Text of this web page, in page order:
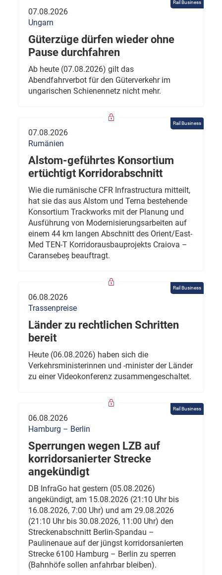
Rail Business
07.08.2026
Ungarn
Güterzüge dürfen wieder ohne
Pause durchfahren
Ab heute (07.08.2026) gilt das
Abendfahrverbot für den Güterverkehr im
ungarischen Schienennetz nicht mehr.
Rail Business
07.08.2026
Rumänien
Alstom-geführtes Konsortium
ertüchtigt Korridorabschnitt
Wie die rumänische CFR Infrastructura mitteilt,
hat sie das aus Alstom und Terna bestehende
Konsortium Trackworks mit der Planung und
Ausführung von Modernisierungsarbeiten auf
einem 44 km langen Abschnitt des Orient/East-
Med TEN-T Korridorausbauprojekts Craiova –
Caransebeș beauftragt.
Rail Business
06.08.2026
Trassenpreise
Länder zu rechtlichen Schritten
bereit
Heute (06.08.2026) haben sich die
Verkehrsministerinnen und -minister der Länder
zu einer Videokonferenz zusammengeschaltet.
Rail Business
06.08.2026
Hamburg – Berlin
Sperrungen wegen LZB auf
korridorsanierter Strecke
angekündigt
DB InfraGo hat gestern (05.08.2026)
angekündigt, am 15.08.2026 (21:10 Uhr bis
16.08.2026, 7:00 Uhr) und am 29.08.2026
(21:10 Uhr bis 30.08.2026, 11:00 Uhr) den
Streckenabschnitt Berlin-Spandau –
Paulinenaue auf der jüngst korridorsanierten
Strecke 6100 Hamburg – Berlin zu sperren
(Bahnhöfe sollen anfahrbar bleiben).